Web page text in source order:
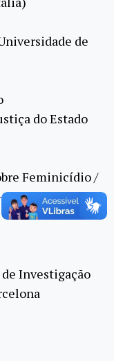
de
do Estado
Feminicídio /
Primeiras
Investigação